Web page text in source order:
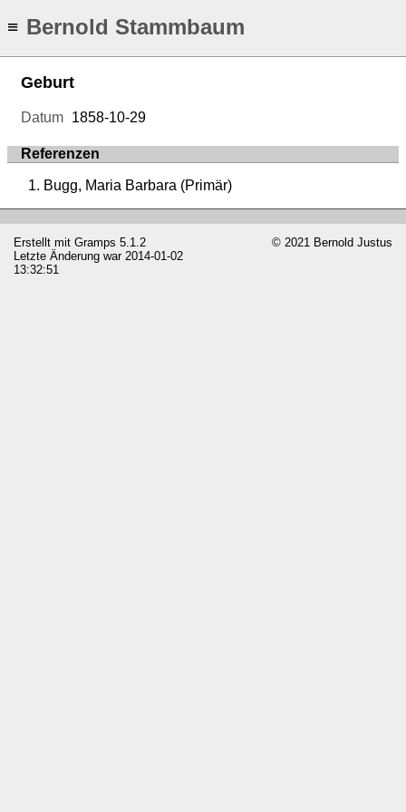
≡ Bernold Stammbaum
Geburt
Datum 1858-10-29
Referenzen
Bugg, Maria Barbara (Primär)
Erstellt mit Gramps 5.1.2
Letzte Änderung war 2014-01-02
13:32:51
© 2021 Bernold Justus